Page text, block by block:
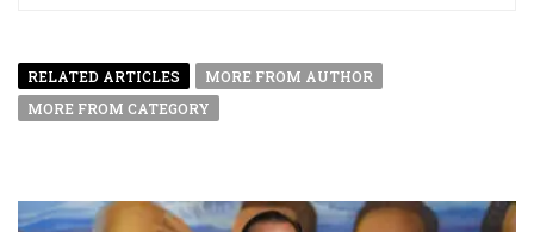
RELATED ARTICLES
MORE FROM AUTHOR
MORE FROM CATEGORY